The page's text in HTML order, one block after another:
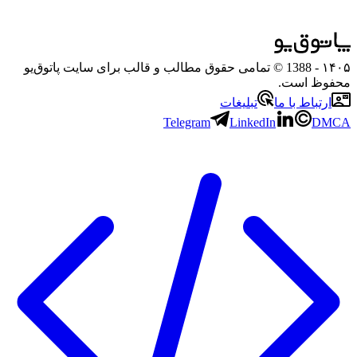
۱۴۰۵
- 1388 © تمامی حقوق مطالب و قالب برای سایت پاتوق‌یو
محفوظ است.
ارتباط با ما
تبلیغات
Telegram
LinkedIn DMCA